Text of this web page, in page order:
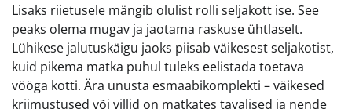
Lisaks riietusele mängib olulist rolli seljakott ise. See
peaks olema mugav ja jaotama raskuse ühtlaselt.
Lühikese jalutuskäigu jaoks piisab väikesest seljakotist,
kuid pikema matka puhul tuleks eelistada toetava
vööga kotti. Ära unusta esmaabikomplekti – väikesed
kriimustused või villid on matkates tavalised ja nende